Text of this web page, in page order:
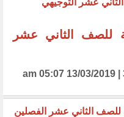
للصف الثاني عشر